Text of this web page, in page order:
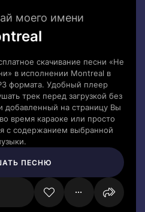
моего имени
скачивание песни «Не
в исполнении Montreal в
формата. Удобный плеер
трек перед загрузкой без
добавленный на страницу Вы
время караоке или просто
с содержанием выбранной
ПЕСНЮ